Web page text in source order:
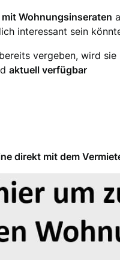
mit Wohnungsinseraten
interessant sein
vergeben, wird
aktuell verfügbar
direkt mit dem